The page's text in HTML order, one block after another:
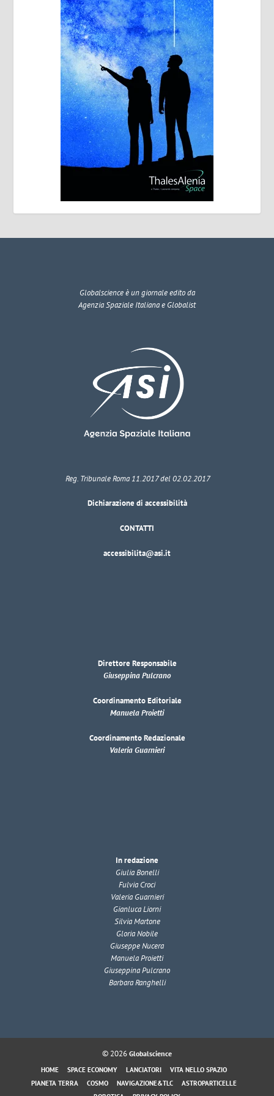
Globalscienceè un giornale edito da
Agenzia Spaziale Italiana e Globalist
Reg. Tribunale Roma 11.2017 del 02.02.2017
Dichiarazione di accessibilità
CONTATTI
accessibilita@asi.it
Direttore Responsabile
Giuseppina Pulcrano
Coordinamento Editoriale
Manuela Proietti
Coordinamento Redazionale
Valeria Guarnieri
In redazione
Giulia Bonelli
Fulvia Croci
Valeria Guarnieri
Gianluca Liorni
Silvia Martone
Gloria Nobile
Giuseppe Nucera
Manuela Proietti
Giuseppina Pulcrano
Barbara Ranghelli
© 2026 Globalscience
HOME SPACE ECONOMY LANCIATORI
VITA NELLO SPAZIO
PIANETA TERRA
COSMO NAVIGAZIONE&TLC
ASTROPARTICELLE